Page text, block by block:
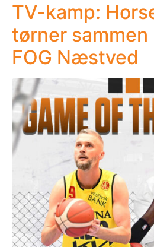
TV-kamp:
tørner sammen
FOG Næstved